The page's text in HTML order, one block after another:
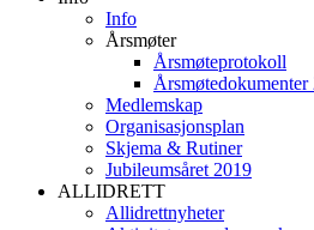
Info
Årsmøter
Årsmøteprotokoll
Årsmøtedokumenter
Medlemskap
Organisasjonsplan
Skjema & Rutiner
Jubileumsåret 2019
ALLIDRETT
Allidrettnyheter